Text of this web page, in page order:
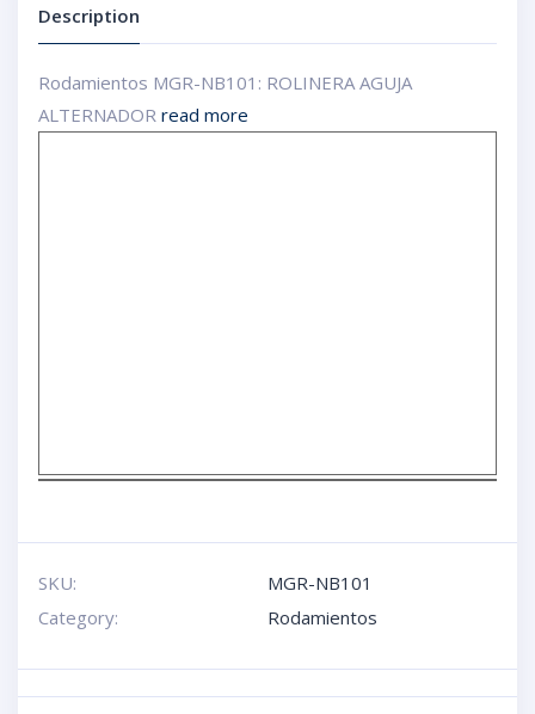
Description
Rodamientos MGR-NB101: ROLINERA AGUJA
ALTERNADOR read more
SKU:
MGR-NB101
Category:
Rodamientos